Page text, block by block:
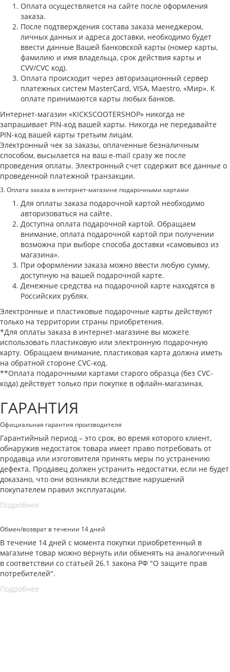
Оплата осуществляется на сайте после оформления
заказа.
После подтверждения состава заказа менеджером,
личных данных и адреса доставки, необходимо будет
ввести данные Вашей банковской карты (номер карты,
фамилию и имя владельца, срок действия карты и
CVV/CVC код).
Оплата происходит через авторизационный сервер
платежных систем MasterCard, VISA, Maestro, «Мир». К
оплате принимаются карты любых банков.
Интернет-магазин «KICKSCOOTERSHOP» никогда не
запрашивает PIN-код вашей карты. Никогда не передавайте
PIN-код вашей карты третьим лицам.
Электронный чек за заказы, оплаченные безналичным
способом, высылается на ваш e-mail сразу же после
проведения оплаты. Электронный счет содержит все данные о
проведенной платежной транзакции.
3. Оплата заказа в интернет-магазине подарочными картами
Для оплаты заказа подарочной картой необходимо
авторизоваться на сайте.
Доступна оплата подарочной картой. Обращаем
внимание, оплата подарочной картой при получении
возможна при выборе способа доставки «самовывоз из
магазина».
При оформлении заказа можно ввести любую сумму,
доступную на вашей подарочной карте.
Денежные средства на подарочной карте находятся в
Российских рублях.
Электронные и пластиковые подарочные карты действуют
только на территории страны приобретения.
*Для оплаты заказа в интернет-магазине вы можете
использовать пластиковую или электронную подарочную
карту. Обращаем внимание, пластиковая карта должна иметь
на обратной стороне CVC-код.
**Оплата подарочными картами старого образца (без CVC-
кода) действует только при покупке в офлайн-магазинах.
ГАРАНТИЯ
Официальная гарантия производителя
Гарантийный период – это срок, во время которого клиент,
обнаружив недостаток товара имеет право потребовать от
продавца или изготовителя принять меры по устранению
дефекта. Продавец должен устранить недостатки, если не будет
доказано, что они возникли вследствие нарушений
покупателем правил эксплуатации.
Подробнее
Обмен/возврат в течении 14 дней
В течение 14 дней с момента покупки приобретенный в
магазине товар можно вернуть или обменять на аналогичный
в соответствии со статьей 26.1 закона РФ "О защите прав
потребителей".
Подробнее